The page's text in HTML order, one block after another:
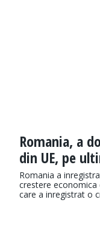
Romania, a
din UE, pe
Romania a
crestere economica
care a inregistrat o